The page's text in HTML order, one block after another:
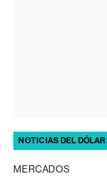
NOTICIAS DEL DÓLAR
MERCADOS